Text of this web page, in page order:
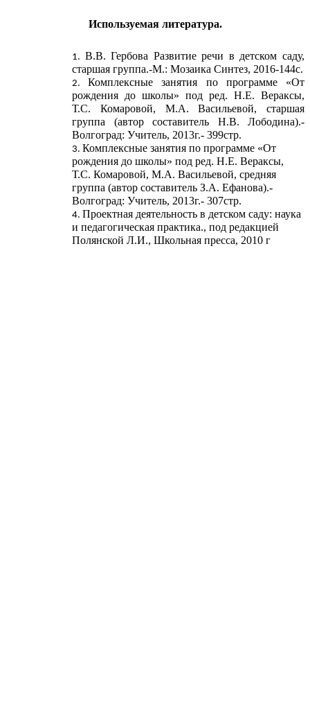
Используемая литература.
В.В. Гербова Развитие речи в детском саду,
старшая группа.-М.: Мозаика Синтез, 2016-144с.
Комплексные занятия по программе «От
рождения до школы» под ред. Н.Е. Вераксы,
Т.С. Комаровой, М.А. Васильевой, старшая
группа (автор составитель Н.В. Лободина).-
Волгоград: Учитель, 2013г.- 399стр.
Комплексные занятия по программе «От
рождения до школы» под ред. Н.Е. Вераксы,
Т.С. Комаровой, М.А. Васильевой, средняя
группа (автор составитель З.А. Ефанова).-
Волгоград: Учитель, 2013г.- 307стр.
Проектная деятельность в детском саду: наука
и педагогическая практика., под редакцией
Полянской Л.И., Школьная пресса, 2010 г